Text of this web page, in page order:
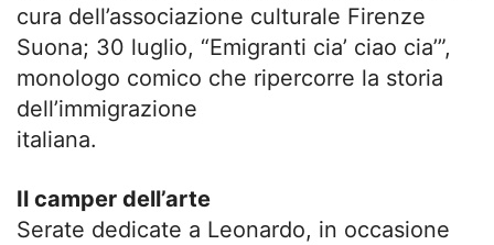
cura dell’associazione culturale Firenze
Suona; 30 luglio, “Emigranti cia’ ciao cia’”,
monologo comico che ripercorre la storia
dell’immigrazione
italiana.
Il camper dell’arte
Serate dedicate a Leonardo, in occasione